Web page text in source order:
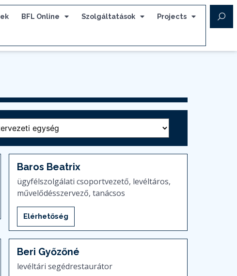
BFL Online Szolgáltatások Projects
Baros Beatrix
ügyfélszolgálati csoportvezető, levéltáros,
művelődésszervező, tanácsos
Elérhetőség
Beri Győzőné
levéltári segédrestaurátor